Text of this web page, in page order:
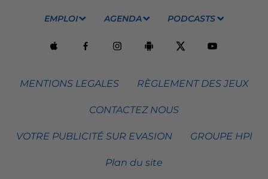
EMPLOI AGENDA PODCASTS
MENTIONS LEGALES RÈGLEMENT DES JEUX
CONTACTEZ NOUS
VOTRE PUBLICITÉ SUR EVASION GROUPE HPI
Plan du site